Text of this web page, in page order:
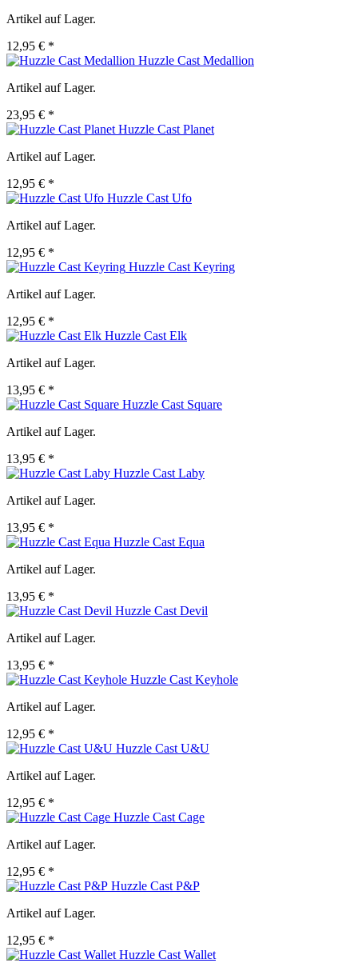
Artikel auf Lager.
12,95 € *
Huzzle Cast Medallion
Artikel auf Lager.
23,95 € *
Huzzle Cast Planet
Artikel auf Lager.
12,95 € *
Huzzle Cast Ufo
Artikel auf Lager.
12,95 € *
Huzzle Cast Keyring
Artikel auf Lager.
12,95 € *
Huzzle Cast Elk
Artikel auf Lager.
13,95 € *
Huzzle Cast Square
Artikel auf Lager.
13,95 € *
Huzzle Cast Laby
Artikel auf Lager.
13,95 € *
Huzzle Cast Equa
Artikel auf Lager.
13,95 € *
Huzzle Cast Devil
Artikel auf Lager.
13,95 € *
Huzzle Cast Keyhole
Artikel auf Lager.
12,95 € *
Huzzle Cast U&U
Artikel auf Lager.
12,95 € *
Huzzle Cast Cage
Artikel auf Lager.
12,95 € *
Huzzle Cast P&P
Artikel auf Lager.
12,95 € *
Huzzle Cast Wallet